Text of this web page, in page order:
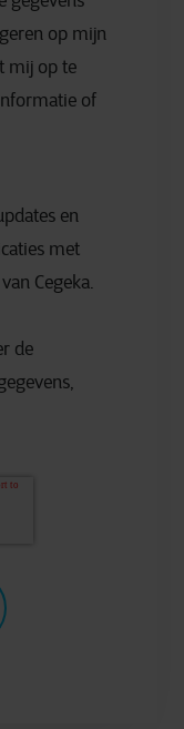
op mijn
mij op te
of
en
met
Cegeka.
de